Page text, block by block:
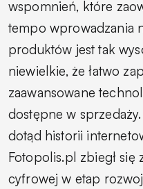
wspomnień, które
tempo wprowadzania
produktów jest tak
niewielkie, że łatwo
zaawansowane
dostępne w
dotąd historii
Fotopolis.pl zbiegł się
cyfrowej w etap